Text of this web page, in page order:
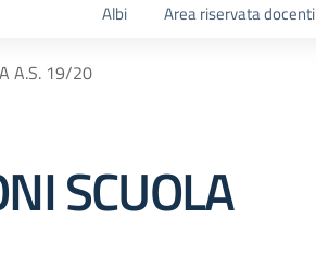
Albi Area riservata docenti
A.S. 19/20
SCUOLA